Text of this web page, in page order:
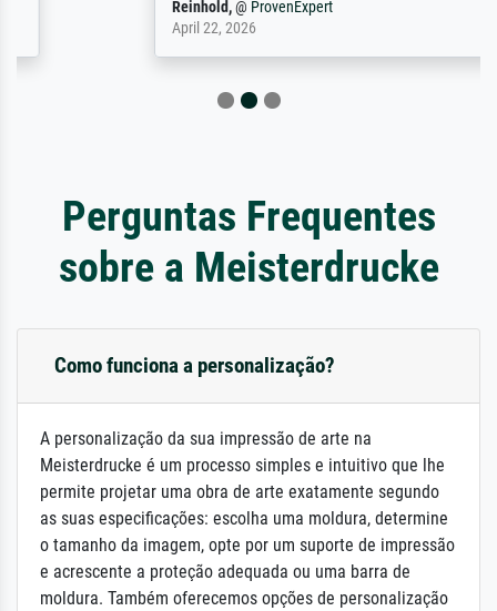
ProvenExpert
April 22, 2026
Perguntas Frequentes
sobre a Meisterdrucke
Como funciona a personalização?
A personalização da sua impressão de arte na
Meisterdrucke é um processo simples e intuitivo que lhe
permite projetar uma obra de arte exatamente segundo
as suas especificações: escolha uma moldura, determine
o tamanho da imagem, opte por um suporte de impressão
e acrescente a proteção adequada ou uma barra de
moldura. Também oferecemos opções de personalização